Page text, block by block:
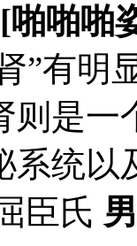
[啪啪啪
”有
则是
系统以
臣氏